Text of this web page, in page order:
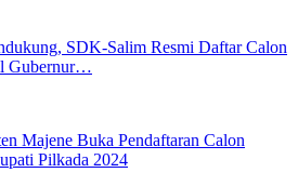
SDK-Salim Resmi Daftar Calon
Gubernur…
Majene Buka Pendaftaran Calon
Pilkada 2024